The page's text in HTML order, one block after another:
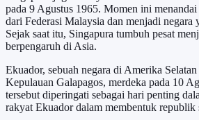
pada 9 Agustus 1965. Momen ini
dari Federasi Malaysia dan menjadi negara
Sejak saat itu, Singapura tumbuh pesat
berpengaruh di Asia.
Ekuador, sebuah negara di Amerika
Kepulauan Galapagos, merdeka pada 10
tersebut diperingati sebagai hari penting
rakyat Ekuador dalam membentuk republik